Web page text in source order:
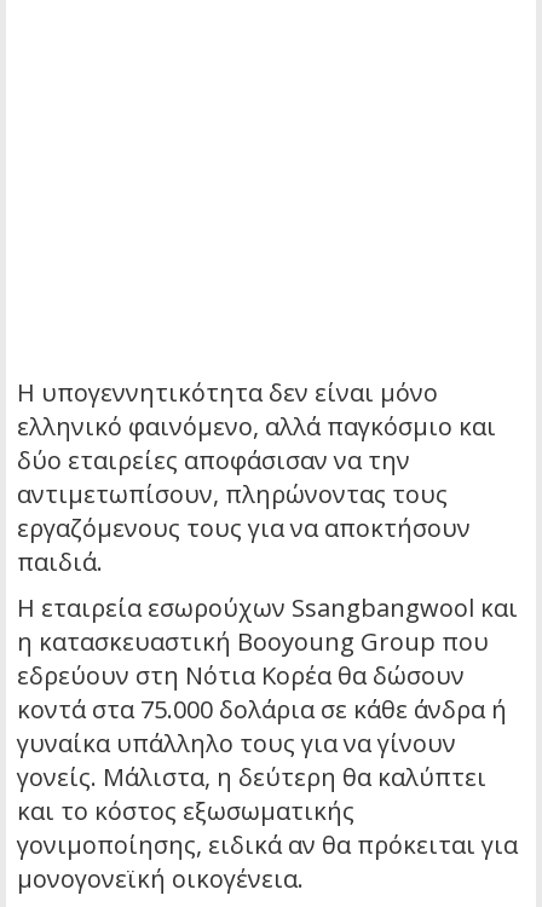
Η υπογεννητικότητα δεν είναι μόνο
ελληνικό φαινόμενο, αλλά παγκόσμιο και
δύο εταιρείες αποφάσισαν να την
αντιμετωπίσουν, πληρώνοντας τους
εργαζόμενους τους για να αποκτήσουν
παιδιά.
Η εταιρεία εσωρούχων Ssangbangwool και
η κατασκευαστική Booyoung Group που
εδρεύουν στη Νότια Κορέα θα δώσουν
κοντά στα 75.000 δολάρια σε κάθε άνδρα ή
γυναίκα υπάλληλο τους για να γίνουν
γονείς. Μάλιστα, η δεύτερη θα καλύπτει
και το κόστος εξωσωματικής
γονιμοποίησης, ειδικά αν θα πρόκειται για
μονογονεϊκή οικογένεια.